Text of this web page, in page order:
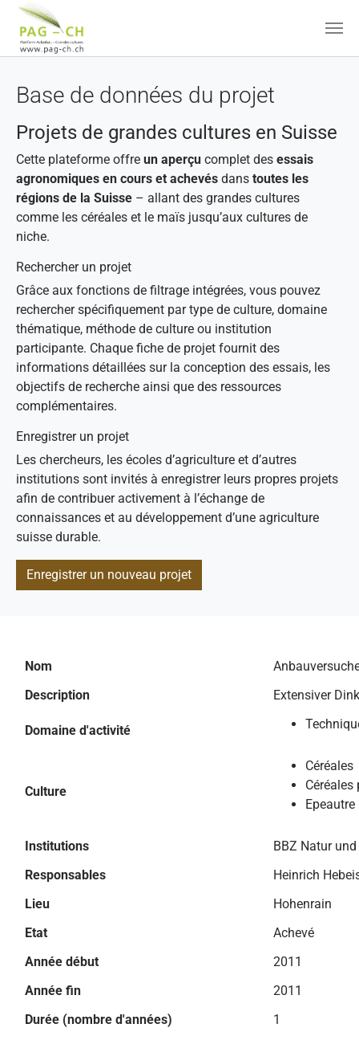
Base de données du projet
Projets de grandes cultures en Suisse
Cette plateforme offre un aperçu complet des essais
agronomiques en cours et achevés dans toutes les
régions de la Suisse – allant des grandes cultures
comme les céréales et le maïs jusqu’aux cultures de
niche.
Rechercher un projet
Grâce aux fonctions de filtrage intégrées, vous pouvez
rechercher spécifiquement par type de culture, domaine
thématique, méthode de culture ou institution
participante. Chaque fiche de projet fournit des
informations détaillées sur la conception des essais, les
objectifs de recherche ainsi que des ressources
complémentaires.
Enregistrer un projet
Les chercheurs, les écoles d’agriculture et d’autres
institutions sont invités à enregistrer leurs propres projets
afin de contribuer activement à l’échange de
connaissances et au développement d’une agriculture
suisse durable.
Enregistrer un nouveau projet
Nom
Description
Extensiver
Domaine d'activité
Culture
Céréales
Epeautre
Institutions
BBZ Natur
Responsables
Heinrich
Lieu
Hohenrain
Etat
Achevé
Année début
2011
Année fin
2011
Durée (nombre d'années)
1